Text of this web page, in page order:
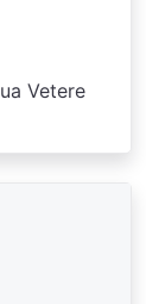
Vetere